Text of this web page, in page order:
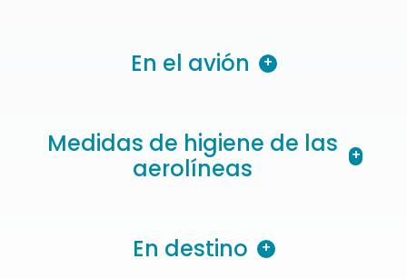
En el avión +
Medidas de higiene de las
aerolíneas
+
En destino +